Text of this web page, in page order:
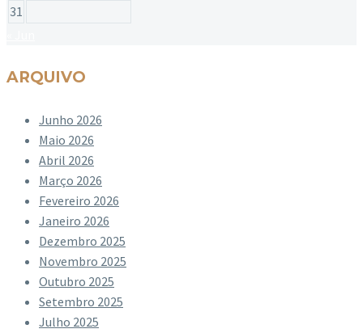
31
ARQUIVO
Junho 2026
Maio 2026
Abril 2026
Março 2026
Fevereiro 2026
Janeiro 2026
Dezembro 2025
Novembro 2025
Outubro 2025
Setembro 2025
Julho 2025